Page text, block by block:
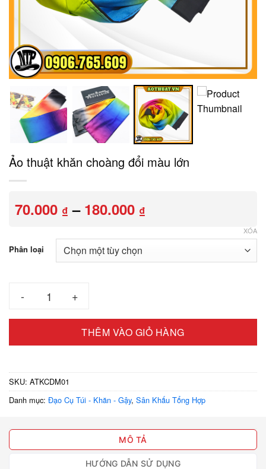
Ảo thuật khăn choàng đổi màu lớn
70.000 ₫ – 180.000 ₫
đến
Phân loại
XÓA
THÊM VÀO GIỎ HÀNG
SKU: ATKCDM01
Danh mục: Đạo Cụ Túi - Khăn - Gậy, Sân Khấu Tổng Hợp
MÔ TẢ
HƯỚNG DẪN SỬ DỤNG